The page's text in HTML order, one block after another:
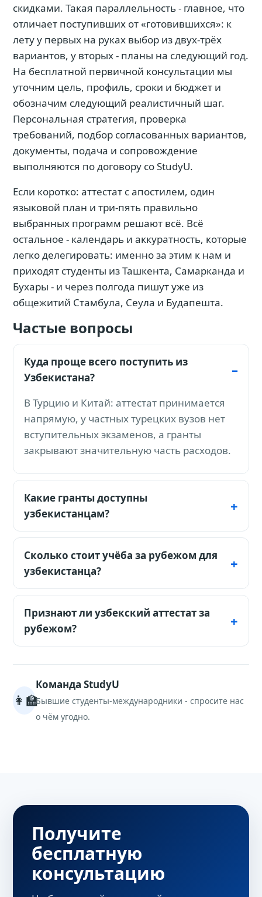
скидками. Такая параллельность - главное, что
отличает поступивших от «готовившихся»: к
лету у первых на руках выбор из двух-трёх
вариантов, у вторых - планы на следующий год.
На бесплатной первичной консультации мы
уточним цель, профиль, сроки и бюджет и
обозначим следующий реалистичный шаг.
Персональная стратегия, проверка
требований, подбор согласованных вариантов,
документы, подача и сопровождение
выполняются по договору со StudyU.
Если коротко: аттестат с апостилем, один
языковой план и три-пять правильно
выбранных программ решают всё. Всё
остальное - календарь и аккуратность, которые
легко делегировать: именно за этим к нам и
приходят студенты из Ташкента, Самарканда и
Бухары - и через полгода пишут уже из
общежитий Стамбула, Сеула и Будапешта.
Частые вопросы
Куда проще всего поступить из
Узбекистана?
В Турцию и Китай: аттестат принимается
напрямую, у частных турецких вузов нет
вступительных экзаменов, а гранты
закрывают значительную часть расходов.
Какие гранты доступны
узбекистанцам?
Türkiye Bursları (полное покрытие, заявки в
начале года), Stipendium Hungaricum
(Венгрия), CSC (Китай) и GKS (Корея) - все
открыты для граждан Узбекистана.
Сколько стоит учёба за рубежом для
узбекистанца?
Рабочая зона - 5 000-15 000 $ в год вместе с
проживанием: Турция, Малайзия, Венгрия,
Китай. Дубай дороже, но даёт работу
рядом с кампусом.
Признают ли узбекский аттестат за
рубежом?
и ОАЭ. Нужны нотариальный перевод и
языковой сертификат.
👩‍🏫
Команда StudyU
Бывшие студенты-международники - спросите нас
о чём угодно.
Получите
бесплатную
консультацию